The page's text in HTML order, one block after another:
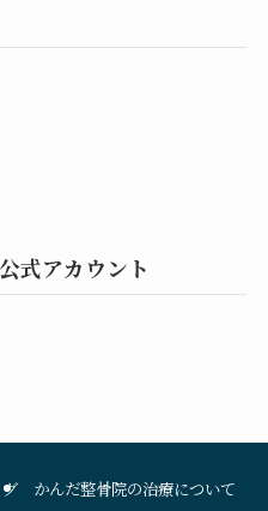
式アカウント
かんだ整骨院の治療について